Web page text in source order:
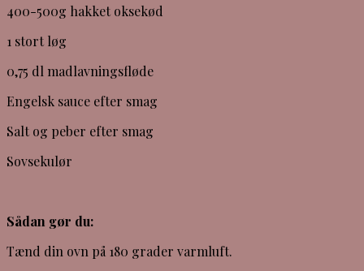
400-500g hakket oksekød
1 stort løg
0,75 dl madlavningsfløde
Engelsk sauce efter smag
Salt og peber efter smag
Sovsekulør
Sådan gør du:
Tænd din ovn på 180 grader varmluft.